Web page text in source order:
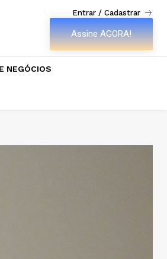
Entrar / Cadastrar
Assine AGORA!
NEGÓCIOS